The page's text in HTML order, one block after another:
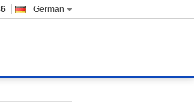
German